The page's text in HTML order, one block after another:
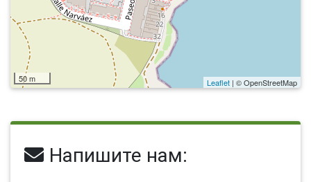
50 m Leaflet | © OpenStreetMap
Напишите нам: